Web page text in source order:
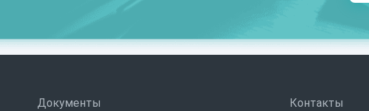
Документы Контакты